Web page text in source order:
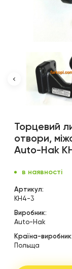
Торцевий
отвори,
Auto-Hak
в наявності
Артикул:
KH4-3
Виробник:
Auto-Hak
Країна-виробник:
Польща